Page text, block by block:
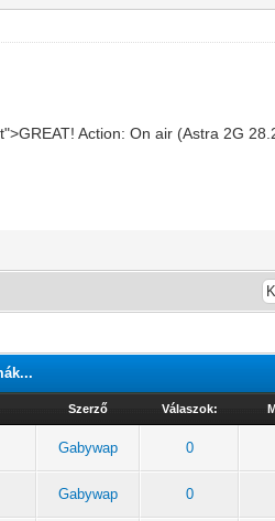
Action: On air (Astra 2G
Szerző Válaszok:
Gabywap 0
Gabywap 0